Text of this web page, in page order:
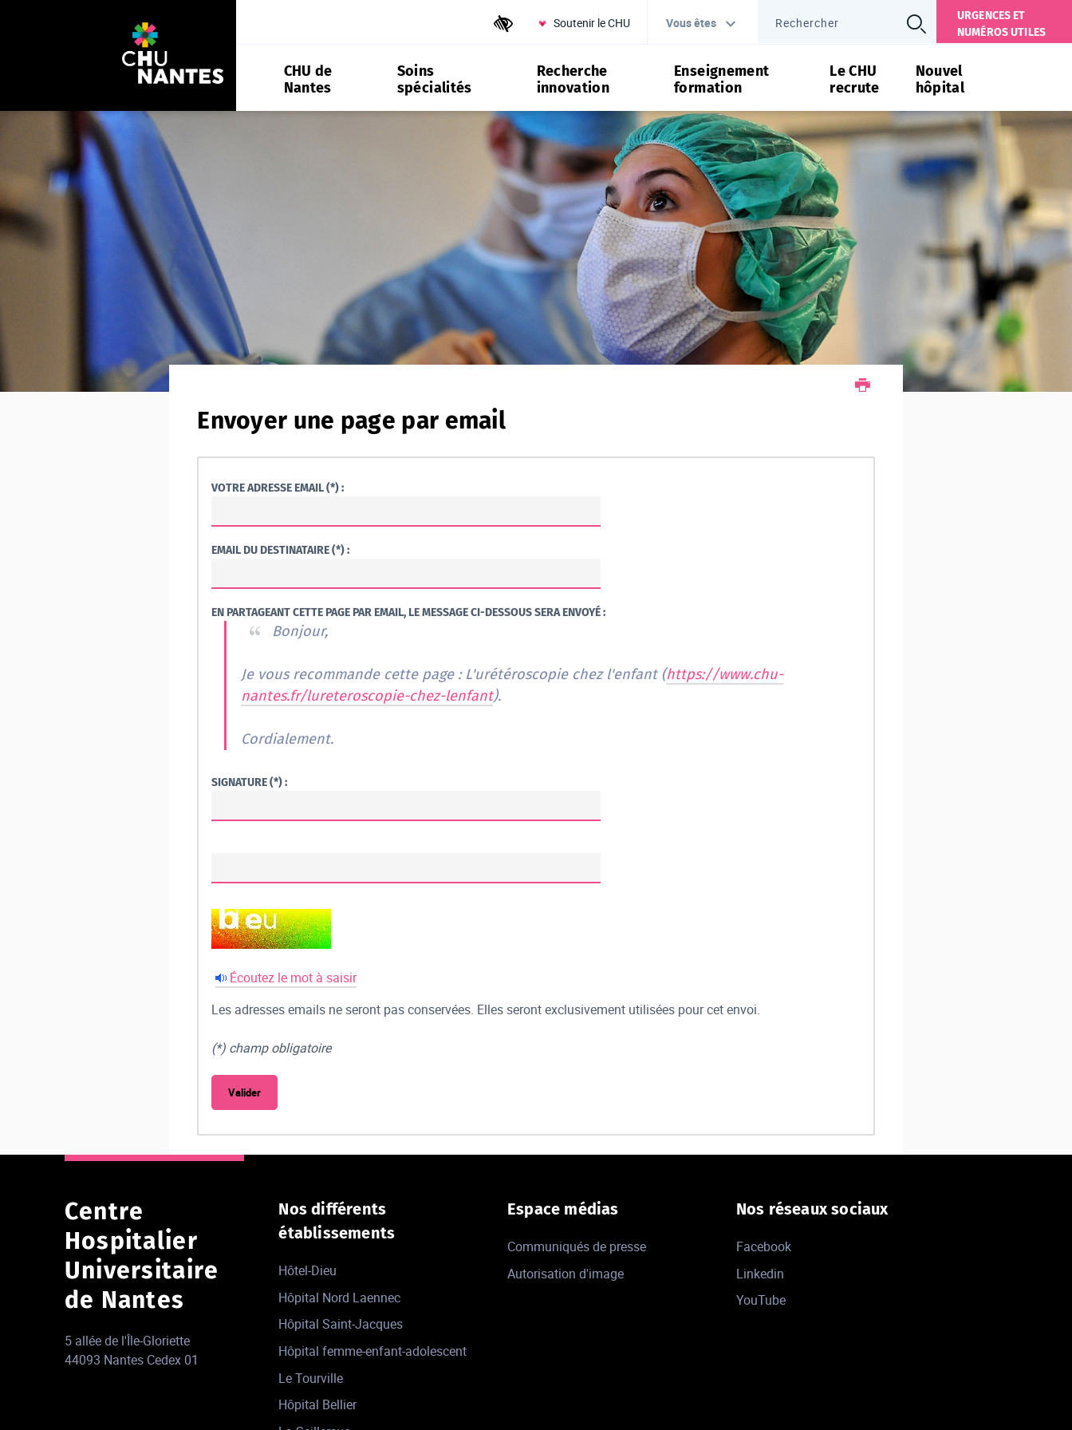
Outils d'accessibilité
Soutenir le CHU Vous êtes
URGENCES ET
NUMÉROS UTILES
CHU de
Nantes
Soins
spécialités
Recherche
innovation
Enseignement
formation
Le CHU
recrute
Nouvel
hôpital
Envoyer une page par email
VOTRE ADRESSE EMAIL (*) :
EMAIL DU DESTINATAIRE (*) :
EN PARTAGEANT CETTE PAGE PAR EMAIL, LE MESSAGE CI-DESSOUS SERA ENVOYÉ :
Bonjour,
Je vous recommande cette page : L'urétéroscopie chez l'enfant (https://www.chu-
nantes.fr/lureteroscopie-chez-lenfant).
Cordialement.
SIGNATURE (*) :
Écoutez le mot à saisir
Les adresses emails ne seront pas conservées. Elles seront exclusivement utilisées pour cet envoi.
(*) champ obligatoire
Centre
Hospitalier
Universitaire
de Nantes
5 allée de l'Île-Gloriette
44093 Nantes Cedex 01
Nos différents
établissements
Hôtel-Dieu
Hôpital Nord Laennec
Hôpital Saint-Jacques
Hôpital femme-enfant-adolescent
Le Tourville
Hôpital Bellier
Espace médias
Communiqués de presse
Autorisation d'image
Nos réseaux sociaux
Facebook
Linkedin
YouTube